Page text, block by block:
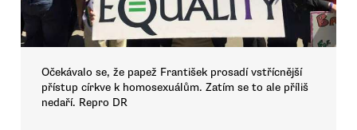
Očekávalo se, že papež František prosadí vstřícnější
přístup církve k homosexuálům. Zatím se to ale příliš
nedaří. Repro DR